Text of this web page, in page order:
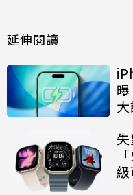
延伸閱讀